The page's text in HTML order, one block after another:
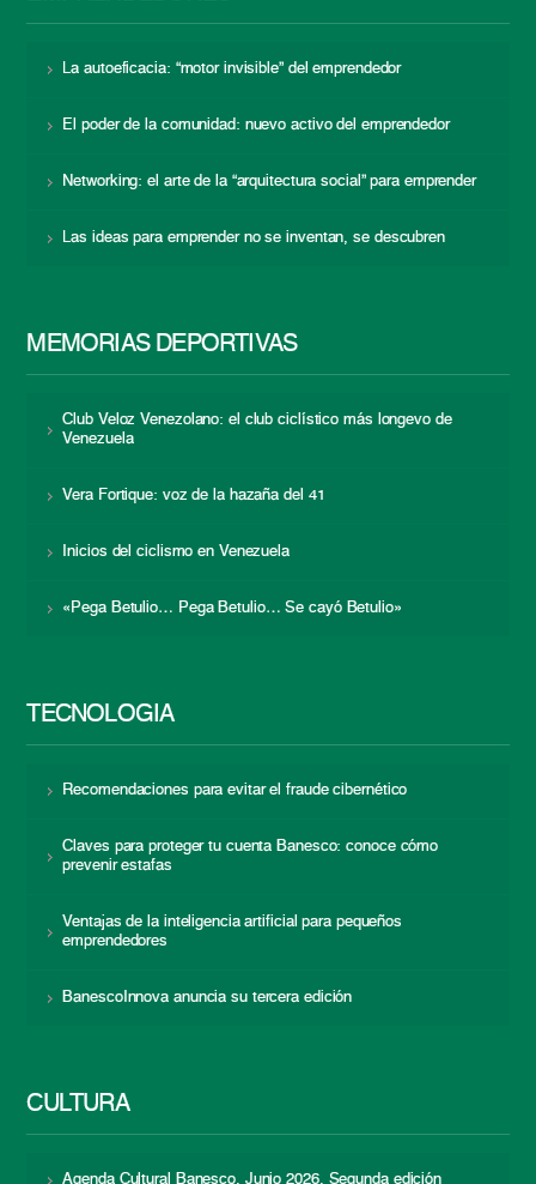
La autoeficacia: “motor invisible” del emprendedor
El poder de la comunidad: nuevo activo del emprendedor
Networking: el arte de la “arquitectura social” para emprender
Las ideas para emprender no se inventan, se descubren
MEMORIAS DEPORTIVAS
Club Veloz Venezolano: el club ciclístico más longevo de
Venezuela
Vera Fortique: voz de la hazaña del 41
Inicios del ciclismo en Venezuela
«Pega Betulio… Pega Betulio… Se cayó Betulio»
TECNOLOGÍA
Recomendaciones para evitar el fraude cibernético
Claves para proteger tu cuenta Banesco: conoce cómo
prevenir estafas
Ventajas de la inteligencia artificial para pequeños
emprendedores
BanescoInnova anuncia su tercera edición
CULTURA
Agenda Cultural Banesco. Junio 2026. Segunda edición